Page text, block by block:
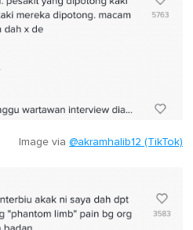
Image via @akramhalib12 (TikTok)